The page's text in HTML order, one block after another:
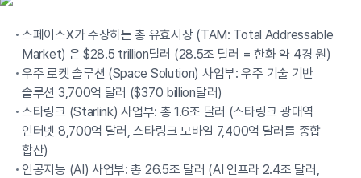
스페이스X가 주장하는 총 유효시장 (TAM: Total Addressable
Market) 은 $28.5 trillion달러 (28.5조 달러 = 한화 약 4경 원)
우주 로켓 솔루션 (Space Solution) 사업부: 우주 기술 기반
솔루션 3,700억 달러 ($370 billion달러)
스타링크 (Starlink) 사업부: 총 1.6조 달러 (스타링크 광대역
인터넷 8,700억 달러, 스타링크 모바일 7,400억 달러를 종합
합산)
인공지능 (AI) 사업부: 총 26.5조 달러 (AI 인프라 2.4조 달러,